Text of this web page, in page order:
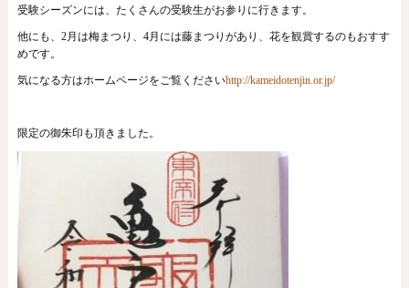
受験シーズンには、たくさんの受験生がお参りに行きます。
他にも、2月は梅まつり、4月には藤まつりがあり、花を観賞するのもおすす
めです。
気になる方はホームページをご覧くださいhttp://kameidotenjin.or.jp/
限定の御朱印も頂きました。